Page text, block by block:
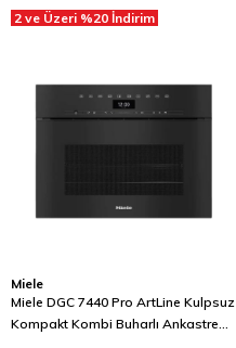
2 ve Üzeri %20 İndirim
Miele
Miele DGC 7440 Pro ArtLine Kulpsuz
Kompakt Kombi Buharlı Ankastre